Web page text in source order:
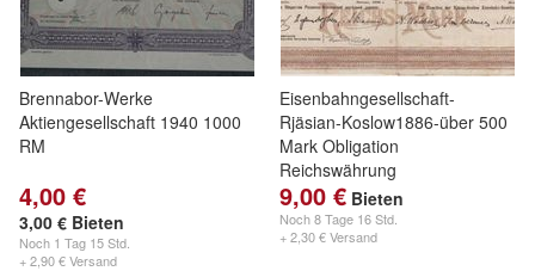
Brennabor-Werke
Aktiengesellschaft 1940 1000
RM
4,00 €
3,00 € Bieten
Noch 1 Tag 15 Std.
+ 2,90 € Versand
Eisenbahngesellschaft-
Rjäsian-Koslow1886-über 500
Mark Obligation
Reichswährung
9,00 € Bieten
Noch8 Tage 16 Std.
+ 2,30 € Versand